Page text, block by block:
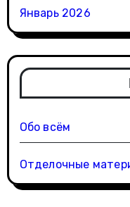
Январь 2026
Обо всём
Отделочные